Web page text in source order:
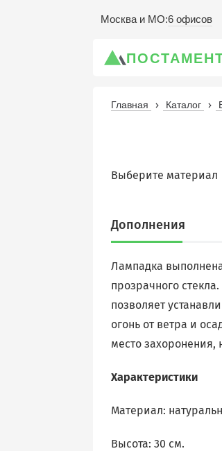
Москва и МО:6 офисов
Главная Каталог
Выберите материал
Дополнения
Лампадка
прозрачного
позволяет
огонь от ветра и
место захоронения,
Характеристики
Материал:
Высота: 30 см.